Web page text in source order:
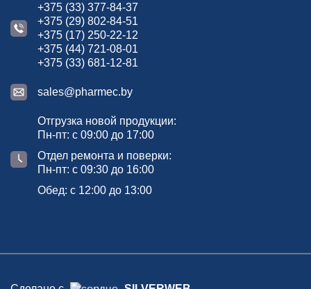
+375 (33) 377-84-37
+375 (29) 802-84-51
+375 (17) 250-22-12
+375 (44) 721-08-01
+375 (33) 681-12-81
sales@pharmec.by
Отгрузка новой продукции:
Пн-пт: с 09:00 до 17:00
Отдел ремонта и поверки:
Пн-пт: с 09:30 до 16:00
Обед: с 12:00 до 13:00